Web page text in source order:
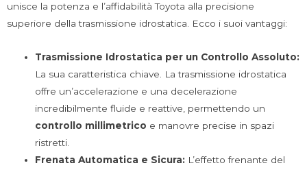
unisce la potenza e l’affidabilità Toyota alla precisione
superiore della trasmissione idrostatica. Ecco i suoi vantaggi:
Trasmissione Idrostatica per un Controllo Assoluto:
La sua caratteristica chiave. La trasmissione idrostatica
offre un’accelerazione e una decelerazione
incredibilmente fluide e reattive, permettendo un
controllo millimetrico e manovre precise in spazi
ristretti.
Frenata Automatica e Sicura: L’effetto frenante del